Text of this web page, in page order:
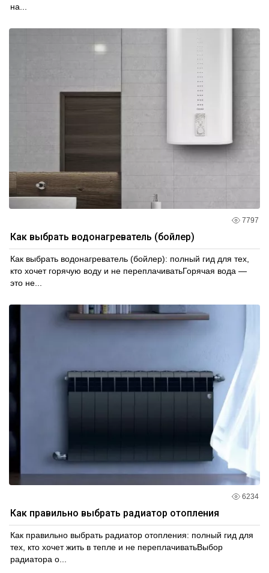
на...
7797
Как выбрать водонагреватель (бойлер)
Как выбрать водонагреватель (бойлер): полный гид для тех,
кто хочет горячую воду и не переплачиватьГорячая вода —
это не...
6234
Как правильно выбрать радиатор отопления
Как правильно выбрать радиатор отопления: полный гид для
тех, кто хочет жить в тепле и не переплачиватьВыбор
радиатора о...